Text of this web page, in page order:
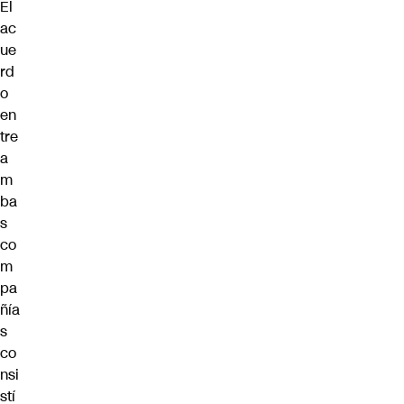
El
ac
ue
rd
o
en
tre
a
m
ba
s
co
m
pa
ñía
s
co
nsi
stí